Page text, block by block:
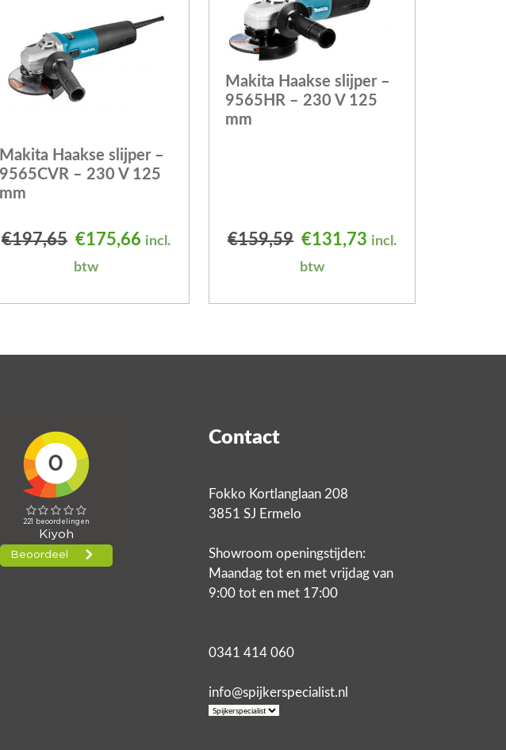
was: €291,36.
is: €263,50.
Makita Haakse slijper –
9565CVR – 230 V 125
mm
€197,65 Oorspronkelijke prijs was: €197,65.
€175,66 Huidige prijs is: €175,66.
incl.
btw
Makita Haakse slijper –
9565HR – 230 V 125
mm
€159,59 Oorspronkelijke prijs
€131,73 Huidige prijs is:
incl.
btw
Contact
Fokko Kortlanglaan 208
3851 SJ Ermelo
Showroom openingstijden:
Maandag tot en met vrijdag van
9:00 tot en met 17:00
0341 414 060
info@spijkerspecialist.nl